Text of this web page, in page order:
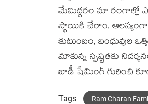
మేమిద్ద‌రం మా రంగాల్లో
స్థాయికి చేరాం.
కుటుంబం,
మాకున్న స్ప‌ష్ట‌త‌కు
బాడీ షేమింగ్ గురించి
Tags Ram Charan